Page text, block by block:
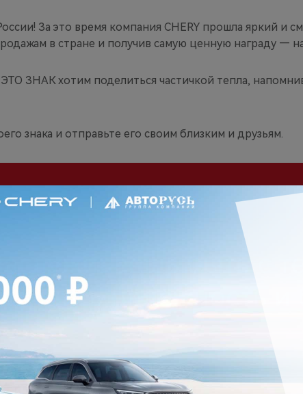
За это время компания CHERY прошла яркий и
в стране и получив самую ценную награду —
ЗНАК хотим поделиться частичкой тепла,
знака и отправьте его своим близким и друзьям.